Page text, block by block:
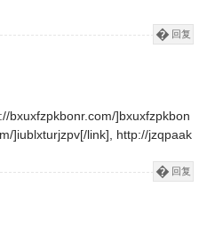
回复
bxuxfzpkbonr.com/]bxuxfzpkbon
]iublxturjzpv[/link], http://jzqpaak
回复